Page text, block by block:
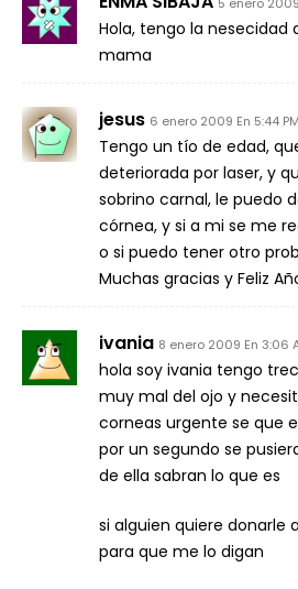
5 enero 2009
Hola, tengo la nesecidad
mama
jesus 6 enero 2009 En 5:44 PM
Tengo un tío de edad,
deteriorada por laser, y
sobrino carnal, le puedo
córnea, y si a mi se me
o si puedo tener otro
Muchas gracias y Feliz
ivania 8 enero 2009 En 3:06
hola soy ivania tengo
muy mal del ojo y
corneas urgente se que
por un segundo se
de ella sabran lo que es
si alguien quiere donarle
para que me lo digan